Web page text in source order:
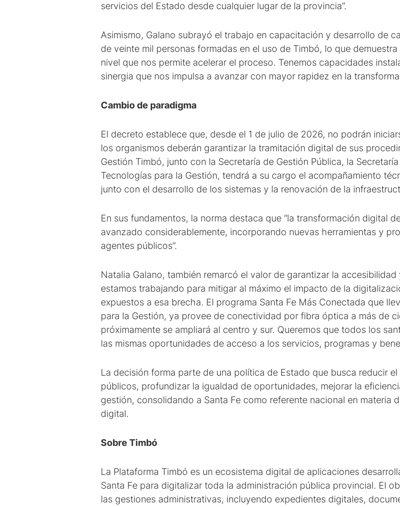
servicios del Estado desde cualquier lugar de la provincia”.
Asimismo, Galano subrayó el trabajo en capacitación y desarrollo de
de veinte mil personas formadas en el uso de Timbó, lo que
nivel que nos permite acelerar el proceso. Tenemos capacidades
sinergia que nos impulsa a avanzar con mayor rapidez en la
Cambio de paradigma
El decreto establece que, desde el 1 de julio de 2026, no podrán
los organismos deberán garantizar la tramitación digital de sus
Gestión Timbó, junto con la Secretaría de Gestión Pública, la
Tecnologías para la Gestión, tendrá a su cargo el acompañamiento
junto con el desarrollo de los sistemas y la renovación de la
En sus fundamentos, la norma destaca que “la transformación digital
avanzado considerablemente, incorporando nuevas herramientas y
agentes públicos”.
Natalia Galano, también remarcó el valor de garantizar la
estamos trabajando para mitigar al máximo el impacto de la
expuestos a esa brecha. El programa Santa Fe Más Conectada que
para la Gestión, ya provee de conectividad por fibra óptica a más de
próximamente se ampliará al centro y sur. Queremos que todos los
las mismas oportunidades de acceso a los servicios, programas y
La decisión forma parte de una política de Estado que busca reducir
públicos, profundizar la igualdad de oportunidades, mejorar la
gestión, consolidando a Santa Fe como referente nacional en materia
digital.
Sobre Timbó
La Plataforma Timbó es un ecosistema digital de aplicaciones
Santa Fe para digitalizar toda la administración pública provincial. El
las gestiones administrativas, incluyendo expedientes digitales,